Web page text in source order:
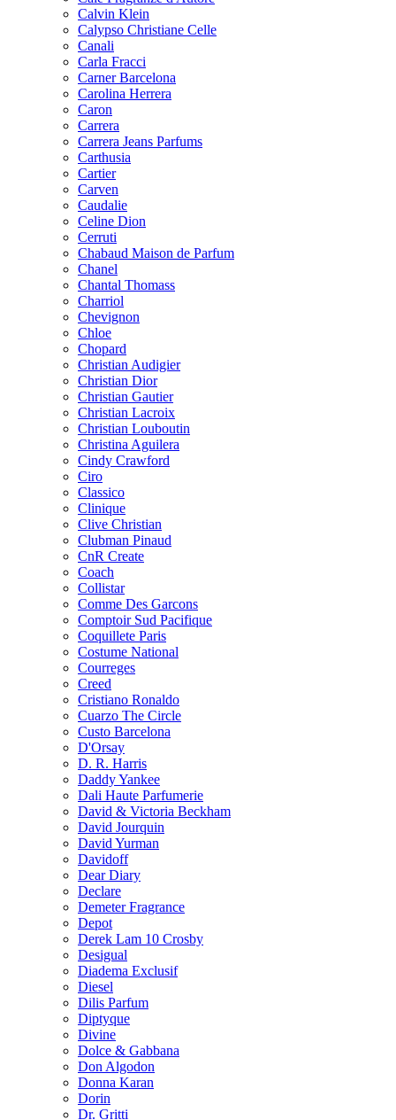
Calvin Klein
Calypso Christiane Celle
Canali
Carla Fracci
Carner Barcelona
Carolina Herrera
Caron
Carrera
Carrera Jeans Parfums
Carthusia
Cartier
Carven
Caudalie
Celine Dion
Cerruti
Chabaud Maison de Parfum
Chanel
Chantal Thomass
Charriol
Chevignon
Chloe
Chopard
Christian Audigier
Christian Dior
Christian Gautier
Christian Lacroix
Christian Louboutin
Christina Aguilera
Cindy Crawford
Ciro
Classico
Clinique
Clive Christian
Clubman Pinaud
CnR Create
Coach
Collistar
Comme Des Garcons
Comptoir Sud Pacifique
Coquillete Paris
Costume National
Courreges
Creed
Cristiano Ronaldo
Cuarzo The Circle
Custo Barcelona
D'Orsay
D. R. Harris
Daddy Yankee
Dali Haute Parfumerie
David & Victoria Beckham
David Jourquin
David Yurman
Davidoff
Dear Diary
Declare
Demeter Fragrance
Depot
Derek Lam 10 Crosby
Desigual
Diadema Exclusif
Diesel
Dilis Parfum
Diptyque
Divine
Dolce & Gabbana
Don Algodon
Donna Karan
Dorin
Dr. Gritti